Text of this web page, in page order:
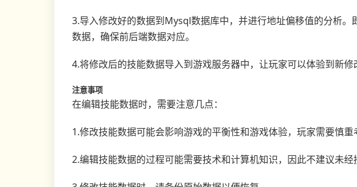
3.导入修改好的数据到Mysql数据库中，并进行地址偏移值的分析。
数据，确保前后端数据对应。
4.将修改后的技能数据导入到游戏服务器中，让玩家可以体验到新修
注意事项
在编辑技能数据时，需要注意几点：
1.修改技能数据可能会影响游戏的平衡性和游戏体验，玩家需要慎重
2.编辑技能数据的过程可能需要技术和计算机知识，因此不建议未经